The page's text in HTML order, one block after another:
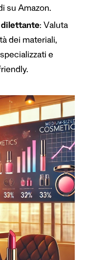
su Amazon.
dilettante: Valuta
dei materiali,
e